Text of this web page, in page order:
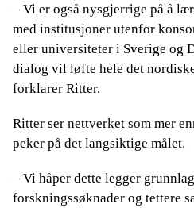
– Vi er også nysgjerrige på å
med institusjoner utenfor
eller universiteter i Sverige og
dialog vil løfte hele det
forklarer Ritter.
Ritter ser nettverket som mer
peker på det langsiktige målet.
– Vi håper dette legger
forskningssøknader og tettere